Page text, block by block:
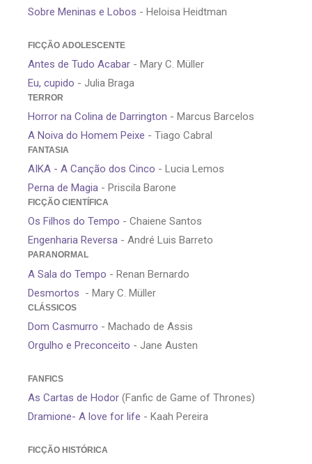
Sobre Meninas e Lobos - Heloisa Heidtman
FICÇÃO ADOLESCENTE
Antes de Tudo Acabar - Mary C. Müller
Eu, cupido - Julia Braga
TERROR
Horror na Colina de Darrington - Marcus Barcelos
A Noiva do Homem Peixe - Tiago Cabral
FANTASIA
AIKA - A Canção dos Cinco - Lucia Lemos
Perna de Magia - Priscila Barone
FICÇÃO CIENTÍFICA
Os Filhos do Tempo - Chaiene Santos
Engenharia Reversa - André Luis Barreto
PARANORMAL
A Sala do Tempo - Renan Bernardo
Desmortos - Mary C. Müller
CLÁSSICOS
Dom Casmurro - Machado de Assis
Orgulho e Preconceito - Jane Austen
FANFICS
As Cartas de Hodor (Fanfic de Game of Thrones)
Dramione- A love for life - Kaah Pereira
FICÇÃO HISTÓRICA